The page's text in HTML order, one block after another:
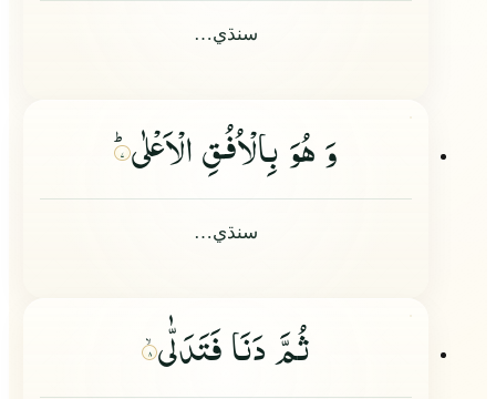
سنڌي…
وَ هُوَ بِالْاُفُقِ الْاَعْلٰىؕ ۷
سنڌي…
ثُمَّ دَنَا فَتَدَلّٰى ۸